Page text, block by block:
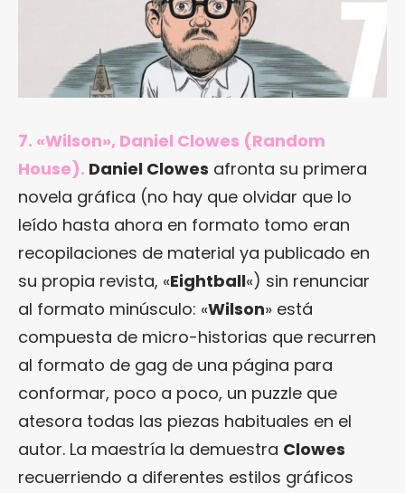
7. «Wilson», Daniel Clowes (Random
House). Daniel Clowes afronta su primera
novela gráfica (no hay que olvidar que lo
leído hasta ahora en formato tomo eran
recopilaciones de material ya publicado en
su propia revista, «Eightball«) sin renunciar
al formato minúsculo: «Wilson» está
compuesta de micro-historias que recurren
al formato de gag de una página para
conformar, poco a poco, un puzzle que
atesora todas las piezas habituales en el
autor. La maestría la demuestra Clowes
recuerriendo a diferentes estilos gráficos